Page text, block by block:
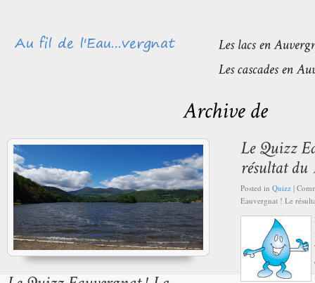
Posted in Quizz |
Eauvergnat ! Le